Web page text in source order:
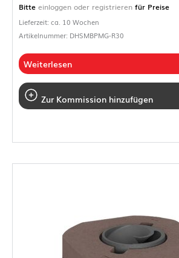
Bitte einloggen oder registrieren für Preise
Lieferzeit: ca. 10 Wochen
Artikelnummer: DHSMBPMG-R30
Weiterlesen
Zur Kommission hinzufügen